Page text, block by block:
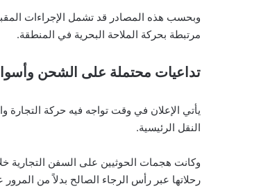
وبحسب هذه المصادر قد تشمل الإجراءات
مرتبطة بحركة الملاحة البحرية في المنطقة.
تداعيات محتملة على الشحن
يأتي الإعلان في وقت تواجه فيه حركة التجارة
النقل الرئيسية.
وكانت هجمات الحوثيين على السفن
رحلاتها عبر رأس الرجاء الصالح بدلاً من